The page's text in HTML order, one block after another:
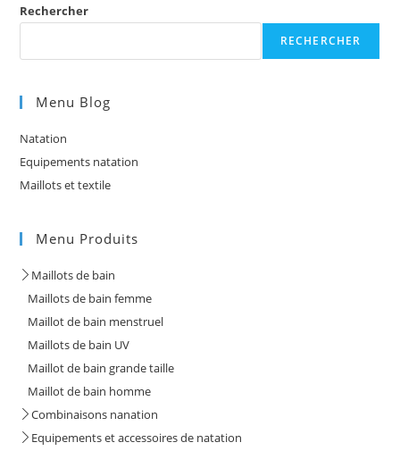
Rechercher
RECHERCHER
Menu Blog
Natation
Equipements natation
Maillots et textile
Menu Produits
Maillots de bain
Maillots de bain femme
Maillot de bain menstruel
Maillots de bain UV
Maillot de bain grande taille
Maillot de bain homme
Combinaisons nanation
Equipements et accessoires de natation